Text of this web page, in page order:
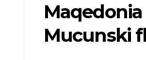
Mucunski